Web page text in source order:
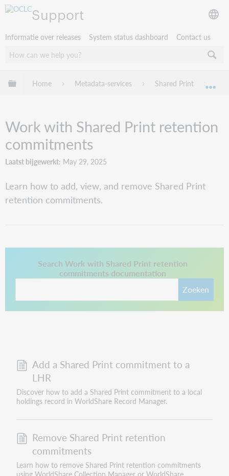
Support
Informatie over releases System status dashboard Contact us
Mondiale hiërarchie uitvouwen / samenvouwen
Home Metadata-services Shared Print
Work with Shared Print retention
commitments
Laatst bijgewerkt May 29, 2025
Learn how to add, view, and remove Shared Print
retention commitments.
Search Work with Shared Print retention
commitments documentation
Zoeken
This link opens in a new tab.
Add a Shared Print commitment to a
LHR
Discover how to add a Shared Print commitment to a local
holdings record in WorldShare Record Manager.
Remove Shared Print retention
commitments
Learn how to remove Shared Print retention commitments